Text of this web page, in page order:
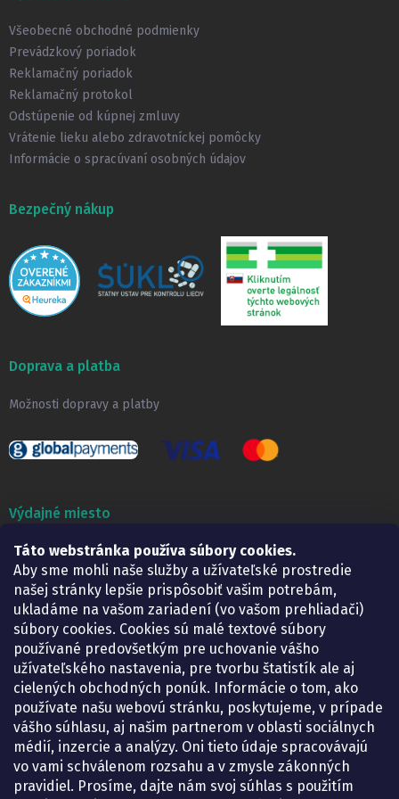
Táto webstránka používa súbory cookies.
Aby sme mohli naše služby a užívateľské prostredie
našej stránky lepšie prispôsobiť vašim potrebám,
ukladáme na vašom zariadení (vo vašom prehliadači)
súbory cookies. Cookies sú malé textové súbory
používané predovšetkým pre uchovanie vášho
užívateľského nastavenia, pre tvorbu štatistík ale aj
cielených obchodných ponúk. Informácie o tom, ako
používate našu webovú stránku, poskytujeme, v prípade
vášho súhlasu, aj našim partnerom v oblasti sociálnych
médií, inzercie a analýzy. Oni tieto údaje spracovávajú
vo vami schválenom rozsahu a v zmysle zákonných
pravidiel. Prosíme, dajte nám svoj súhlas s použitím
Všeobecné obchodné podmienky
Prevádzkový poriadok
Reklamačný poriadok
Reklamačný protokol
Odstúpenie od kúpnej zmluvy
Vrátenie lieku alebo zdravotníckej pomôcky
Informácie o spracúvaní osobných údajov
Bezpečný nákup
Doprava a platba
Možnosti dopravy a platby
Výdajné miesto
Lekáreň ADONAI
Košice – Smetanova 2
Pondelok:
07.30 – 15.30 h.
Utorok:
07.30 – 16.00 h.
Streda:
07.30 – 16.00 h.
Štvrtok:
07.30 – 15.30 h.
Piatok:
07.30 – 15.30 h.
KONTAKT
eshop@lekarenadonai.sk
+421 948 203 203
Nájdete nás na Facebooku.